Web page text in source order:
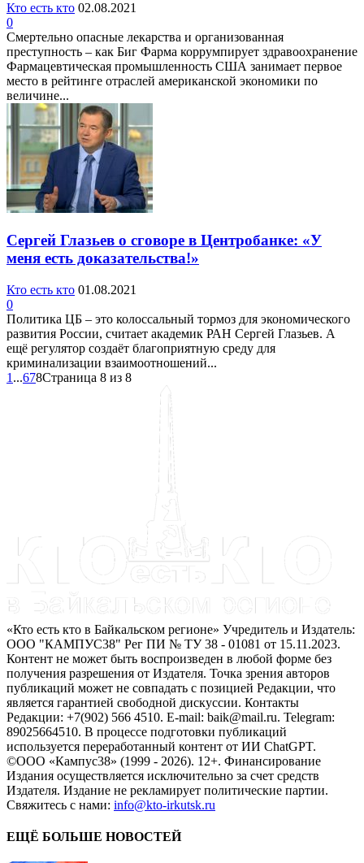
Кто есть кто 02.08.2021
0
Смертельно опасные лекарства и организованная
преступность – как Биг Фарма коррумпирует здравоохранение
Фармацевтическая промышленность США занимает первое
место в рейтинге отраслей американской экономики по
величине...
Сергей Глазьев о сговоре в Центробанке: «У
меня есть доказательства!»
Кто есть кто 01.08.2021
0
Политика ЦБ – это колоссальный тормоз для экономического
развития России, считает академик РАН Сергей Глазьев. А
ещё регулятор создаёт благоприятную среду для
криминализации взаимоотношений...
1 ...678Страница 8 из 8
«Кто есть кто в Байкальском регионе» Учредитель и Издатель:
ООО "КАМПУС38" Рег ПИ № ТУ 38 - 01081 от 15.11.2023.
Контент не может быть воспроизведен в любой форме без
получения разрешения от Издателя. Точка зрения авторов
публикаций может не совпадать с позицией Редакции, что
является гарантией свободной дискуссии. Контакты
Редакции: +7(902) 566 4510. E-mail: baik@mail.ru. Telegram:
89025664510. В процессе подготовки публикаций
используется переработанный контент от ИИ ChatGPT.
©ООО «Кампус38» (1999 - 2026). 12+. Финансирование
Издания осуществляется исключительно за счет средств
Издателя. Издание не рекламирует политические партии.
Свяжитесь с нами: info@kto-irkutsk.ru
ЕЩЁ БОЛЬШЕ НОВОСТЕЙ